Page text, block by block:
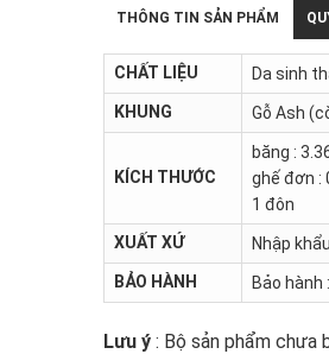
THÔNG TIN SẢN PHẨM
CHẤT LIỆU
Da sinh
KHUNG
Gỗ Ash
KÍCH THƯỚC
băng :
ghế đơn :
1 đôn
XUẤT XỨ
Nhập khẩu
BẢO HÀNH
Bảo hành
Lưu ý : Bộ sản phẩm chưa